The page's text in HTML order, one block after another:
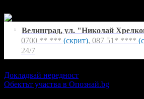
1
Велинград, ул. "Николай
0700 ** *** (скрит), 087 51* ****
24/7
Докладвай нередност
Обектът участва в Опознай.bg